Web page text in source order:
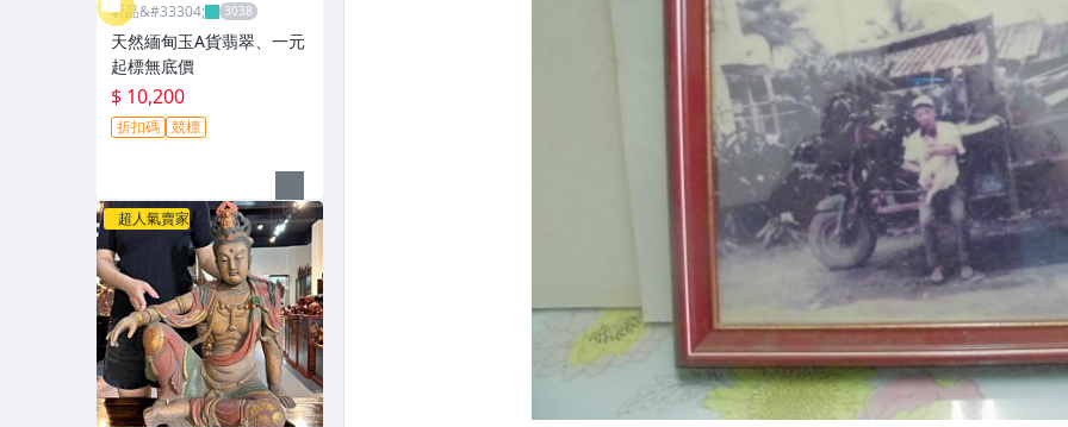
昕品&#33304;
天然緬甸玉A貨翡翠、一元
起標無底價
$ 10,200
折扣碼 競標
超人氣賣家